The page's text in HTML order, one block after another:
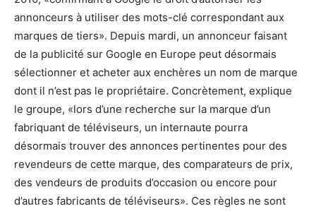
annonceurs à utiliser des mots-clé correspondant aux
marques de tiers». Depuis mardi, un annonceur faisant
de la publicité sur Google en Europe peut désormais
sélectionner et acheter aux enchères un nom de marque
dont il n’est pas le propriétaire. Concrètement, explique
le groupe, «lors d’une recherche sur la marque d’un
fabriquant de téléviseurs, un internaute pourra
désormais trouver des annonces pertinentes pour des
revendeurs de cette marque, des comparateurs de prix,
des vendeurs de produits d’occasion ou encore pour
d’autres fabricants de téléviseurs». Ces règles ne sont